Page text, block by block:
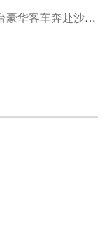
加快拓展国际市场 300多台豪华客车奔赴沙特阿拉伯